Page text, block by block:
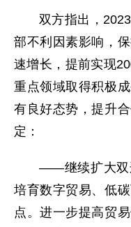
双方指出，
部不利因素影响，
速增长，提前实现
重点领域取得积极
有良好态势，提升
定：
——继续扩大双
培育数字贸易、低
点。进一步提高贸